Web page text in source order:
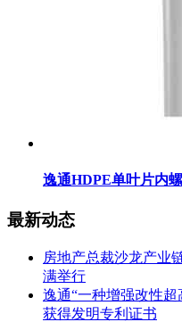
逸通HDPE单叶片内
最新动态
房地产总裁沙龙产业
满举行
逸通“一种增强改性
获得发明专利证书